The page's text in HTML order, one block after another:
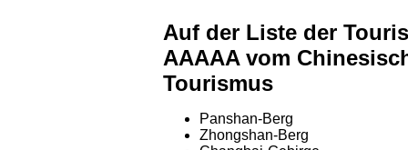
Auf der Liste der
AAAAA vom
Tourismus
Panshan-Berg
Zhongshan-Berg